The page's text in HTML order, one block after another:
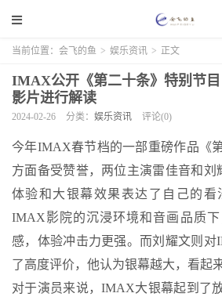
当前位置： 会飞的鱼 > 娱乐资讯 > 正文
IMAX公开《第二十条》特别节
影片进行解读
2024-02-26 分类： 娱乐资讯 评论(0)
今年IMAX春节档的一部重磅作品《
方面备受赞誉，两位主演雷佳音和
体验和大银幕效果表达了自己的看
IMAX影院的沉浸环境和音画品质
感，体验冲击力更强。而刘耀文则
了高度评价，他认为银幕越大，看起
对于演员来说，IMAX大银幕起到了